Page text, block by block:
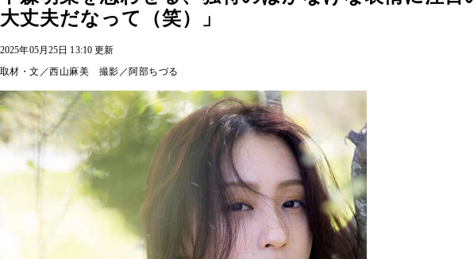
大丈夫だなって（笑）」
2025年05月25日 13:10 更新
取材・文／西山麻美 撮影／阿部ちづる